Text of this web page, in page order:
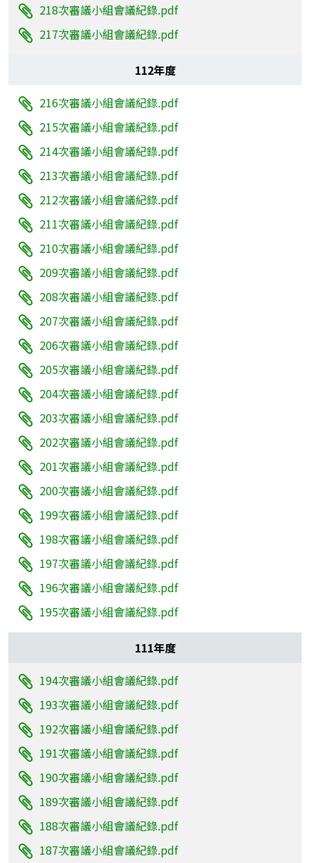
218次審議小組會議紀錄.pdf
217次審議小組會議紀錄.pdf
112年度
216次審議小組會議紀錄.pdf
215次審議小組會議紀錄.pdf
214次審議小組會議紀錄.pdf
213次審議小組會議紀錄.pdf
212次審議小組會議紀錄.pdf
211次審議小組會議紀錄.pdf
210次審議小組會議紀錄.pdf
209次審議小組會議紀錄.pdf
208次審議小組會議紀錄.pdf
207次審議小組會議紀錄.pdf
206次審議小組會議紀錄.pdf
205次審議小組會議紀錄.pdf
204次審議小組會議紀錄.pdf
203次審議小組會議紀錄.pdf
202次審議小組會議紀錄.pdf
201次審議小組會議紀錄.pdf
200次審議小組會議紀錄.pdf
199次審議小組會議紀錄.pdf
198次審議小組會議紀錄.pdf
197次審議小組會議紀錄.pdf
196次審議小組會議紀錄.pdf
195次審議小組會議紀錄.pdf
111年度
194次審議小組會議紀錄.pdf
193次審議小組會議紀錄.pdf
192次審議小組會議紀錄.pdf
191次審議小組會議紀錄.pdf
190次審議小組會議紀錄.pdf
189次審議小組會議紀錄.pdf
188次審議小組會議紀錄.pdf
187次審議小組會議紀錄.pdf